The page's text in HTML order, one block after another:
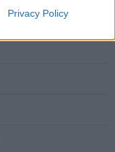
Privacy Policy